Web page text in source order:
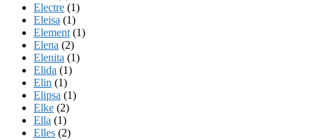
Electre (1)
Eleisa (1)
Element (1)
Elena (2)
Elenita (1)
Elida (1)
Elin (1)
Elipsa (1)
Elke (2)
Ella (1)
Elles (2)